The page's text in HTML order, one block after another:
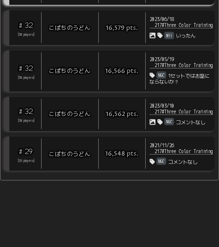
# 32
58 players
こばちのうどん 16,579 pts.
2023/06/18
217#Three Color Training
Wii いったん
# 32
58 players
こばちのうどん 16,566 pts.
2023/05/19
217#Three Color Training
NGC
1セットではお話に
ならないか？
# 32
58 players
こばちのうどん 16,562 pts.
2023/03/10
217#Three Color Training
NGC コメントなし
# 29
53 players
こばちのうどん 16,548 pts.
2021/11/26
217#Three Color Training
NGC コメントなし